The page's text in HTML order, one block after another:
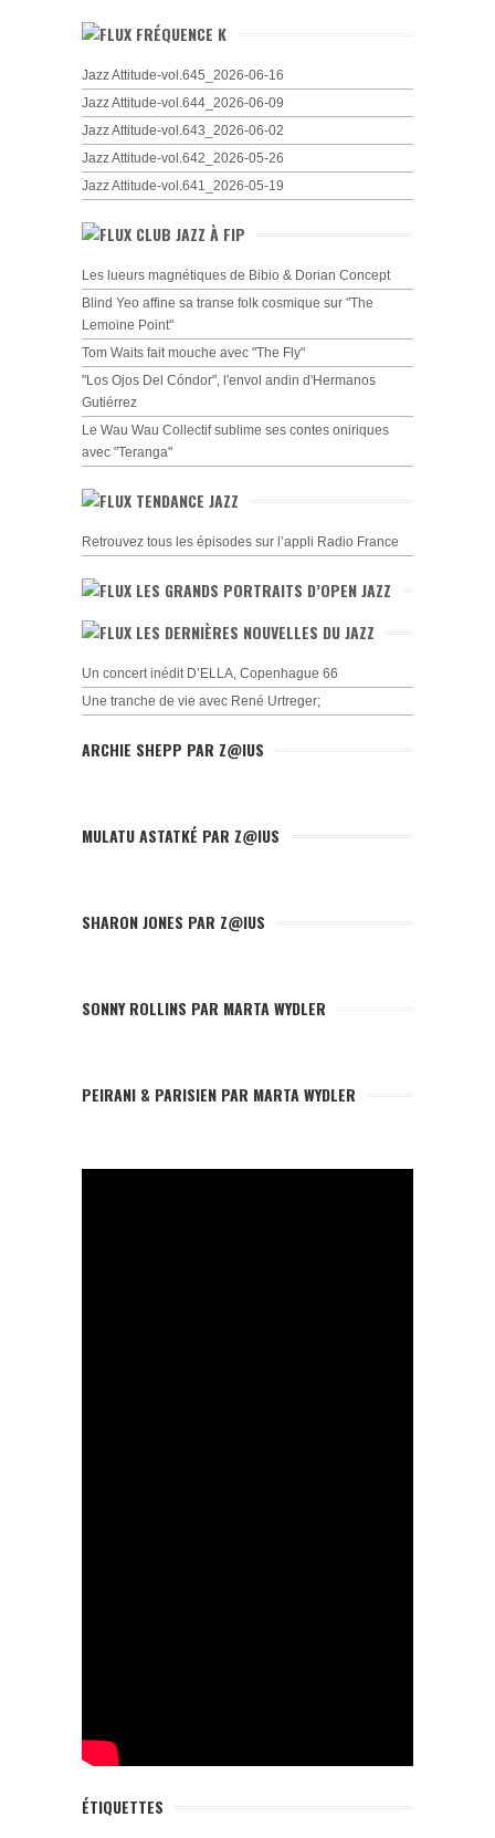
FRÉQUENCE K
Jazz Attitude-vol.645_2026-06-16
Jazz Attitude-vol.644_2026-06-09
Jazz Attitude-vol.643_2026-06-02
Jazz Attitude-vol.642_2026-05-26
Jazz Attitude-vol.641_2026-05-19
CLUB JAZZ À FIP
Les lueurs magnétiques de Bibio & Dorian Concept
Blind Yeo affine sa transe folk cosmique sur "The
Lemoine Point"
Tom Waits fait mouche avec "The Fly"
"Los Ojos Del Cóndor", l'envol andin d'Hermanos
Gutiérrez
Le Wau Wau Collectif sublime ses contes oniriques
avec "Teranga"
TENDANCE JAZZ
Retrouvez tous les épisodes sur l’appli Radio France
LES GRANDS PORTRAITS D’OPEN JAZZ
LES DERNIÈRES NOUVELLES DU JAZZ
Un concert inédit D’ELLA, Copenhague 66
Une tranche de vie avec René Urtreger;
ARCHIE SHEPP PAR Z@IUS
MULATU ASTATKÉ PAR Z@IUS
SHARON JONES PAR Z@IUS
SONNY ROLLINS PAR MARTA WYDLER
PEIRANI & PARISIEN PAR MARTA WYDLER
ÉTIQUETTES